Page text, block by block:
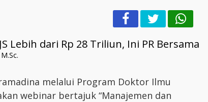
melalui Program Doktor Ilmu
webinar bertajuk “Manajemen dan